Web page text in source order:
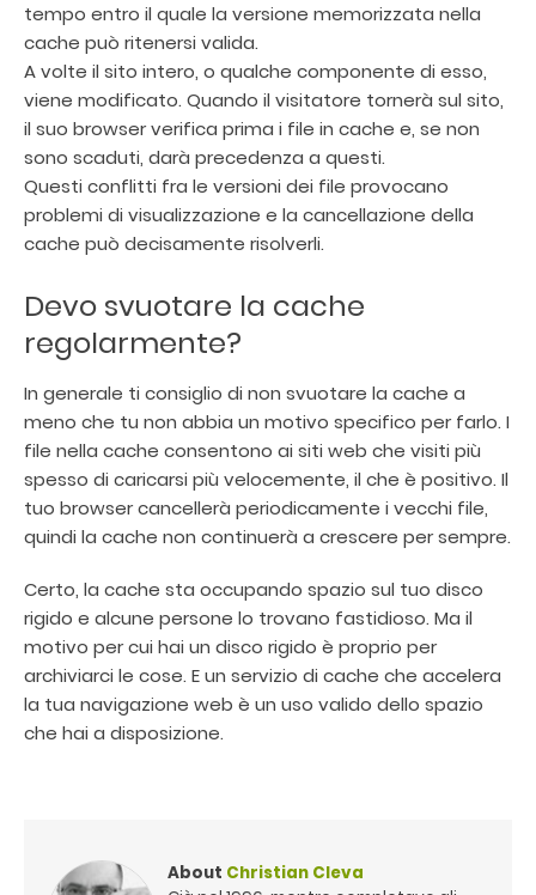
tempo entro il quale la versione memorizzata nella
cache può ritenersi valida.
A volte il sito intero, o qualche componente di esso,
viene modificato. Quando il visitatore tornerà sul sito,
il suo browser verifica prima i file in cache e, se non
sono scaduti, darà precedenza a questi.
Questi conflitti fra le versioni dei file provocano
problemi di visualizzazione e la cancellazione della
cache può decisamente risolverli.
Devo svuotare la cache
regolarmente?
In generale ti consiglio di non svuotare la cache a
meno che tu non abbia un motivo specifico per farlo. I
file nella cache consentono ai siti web che visiti più
spesso di caricarsi più velocemente, il che è positivo. Il
tuo browser cancellerà periodicamente i vecchi file,
quindi la cache non continuerà a crescere per sempre.
Certo, la cache sta occupando spazio sul tuo disco
rigido e alcune persone lo trovano fastidioso. Ma il
motivo per cui hai un disco rigido è proprio per
archiviarci le cose. E un servizio di cache che accelera
la tua navigazione web è un uso valido dello spazio
che hai a disposizione.
About Christian Cleva